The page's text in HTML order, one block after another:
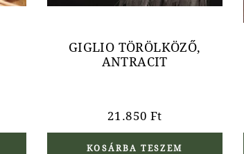
GIGLIO TÖRÖLKÖZŐ,
ANTRACIT
21.850 Ft
KOSÁRBA TESZEM